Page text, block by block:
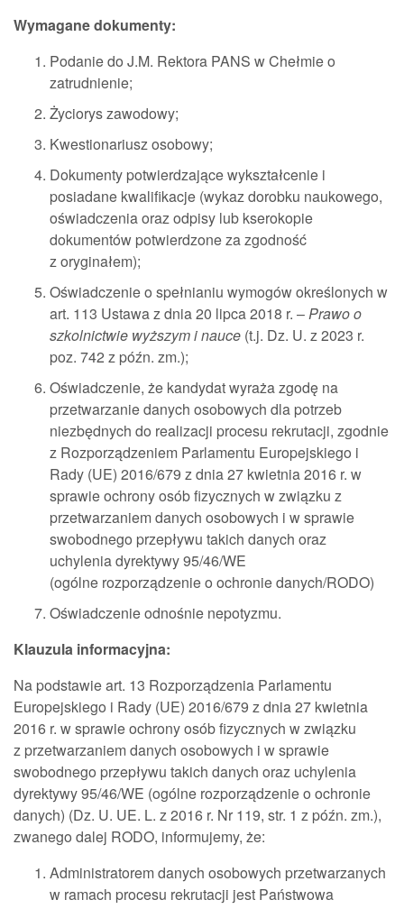
Wymagane dokumenty:
Podanie do J.M. Rektora PANS w Chełmie o
zatrudnienie;
Życiorys zawodowy;
Kwestionariusz osobowy;
Dokumenty potwierdzające wykształcenie i
posiadane kwalifikacje (wykaz dorobku naukowego,
oświadczenia oraz odpisy lub kserokopie
dokumentów potwierdzone za zgodność
z oryginałem);
Oświadczenie o spełnianiu wymogów określonych w
art. 113 Ustawa z dnia 20 lipca 2018 r. –Prawo o
szkolnictwie wyższym i nauce (t.j. Dz. U. z 2023 r.
poz. 742 z późn. zm.);
Oświadczenie, że kandydat wyraża zgodę na
przetwarzanie danych osobowych dla potrzeb
niezbędnych do realizacji procesu rekrutacji, zgodnie
z Rozporządzeniem Parlamentu Europejskiego i
Rady (UE) 2016/679 z dnia 27 kwietnia 2016 r. w
sprawie ochrony osób fizycznych w związku z
przetwarzaniem danych osobowych i w sprawie
swobodnego przepływu takich danych oraz
uchylenia dyrektywy 95/46/WE
(ogólne rozporządzenie o ochronie danych/RODO)
Oświadczenie odnośnie nepotyzmu.
Klauzula informacyjna:
Na podstawie art. 13 Rozporządzenia Parlamentu
Europejskiego i Rady (UE) 2016/679 z dnia 27 kwietnia
2016 r. w sprawie ochrony osób fizycznych w związku
z przetwarzaniem danych osobowych i w sprawie
swobodnego przepływu takich danych oraz uchylenia
dyrektywy 95/46/WE (ogólne rozporządzenie o ochronie
danych) (Dz. U. UE. L. z 2016 r. Nr 119, str. 1 z późn. zm.),
zwanego dalej RODO, informujemy, że:
Administratorem danych osobowych przetwarzanych
w ramach procesu rekrutacji jest Państwowa